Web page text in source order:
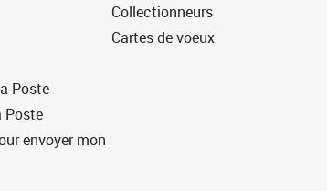
Poste
Poste
envoyer mon
Collectionneurs
Cartes de voeux